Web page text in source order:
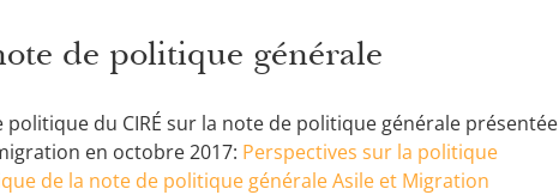
de politique générale
politique du CIRÉ sur la note de politique générale présentée
en octobre 2017: Perspectives sur la politique
de la note de politique générale Asile et Migration